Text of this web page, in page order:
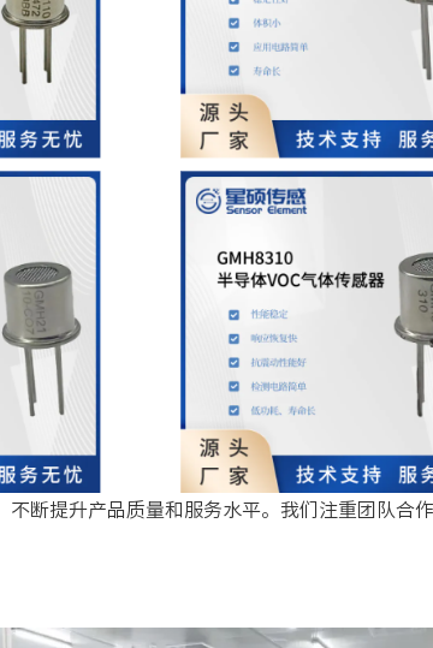
断提升产品质量和服务水平。我们注重团队合